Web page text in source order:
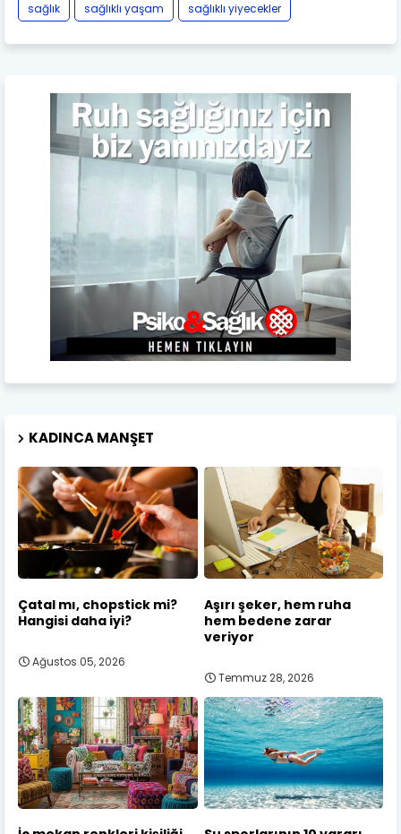
sağlık
sağlıklı yaşam sağlıklı yiyecekler
KADINCA MANŞET
Çatal mı, chopstick mi?
Hangisi daha iyi?
Ağustos 05, 2026
Aşırı şeker, hem ruha
hem bedene zarar
veriyor
Temmuz 28, 2026